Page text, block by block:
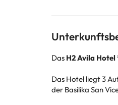
Das H2 Avila Hotel
Das Hotel liegt 3
der Basilika San